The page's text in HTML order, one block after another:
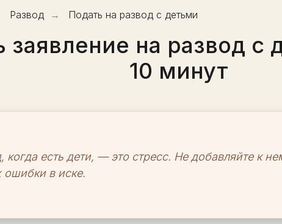
Развод → Подать на развод с детьми
заявление на развод с
10 минут
когда есть дети, — это стресс. Не добавляйте к
ошибки в иске.